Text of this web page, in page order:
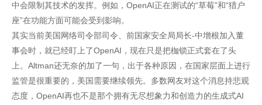
中会限制其技术的发挥。例如，OpenAI正在测试的“草莓”和“猎户
座”在功能方面可能会受到影响。
其实当前美国网络司令部司令、前国家安全局局长-中增根加入董
事会时，就已经盯上了OpenAI，现在只是把枷锁正式套在了头
上。Altman还无奈的加了一句，出于各种原因，在国家层面上进行
监管是很重要的，美国需要继续领先。多数网友对这个消息持悲观
态度，OpenAI再也不是那个拥有无尽想象力和创造力的生成式AI